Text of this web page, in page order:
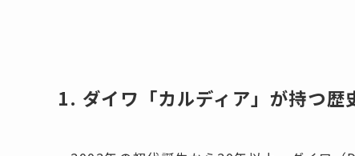
1. ダイワ「カルディア」が持つ歴